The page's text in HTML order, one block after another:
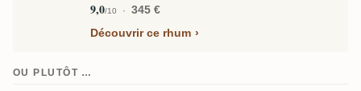
9,0/10
345 €
Découvrir ce rhum
OU PLUTÔT …